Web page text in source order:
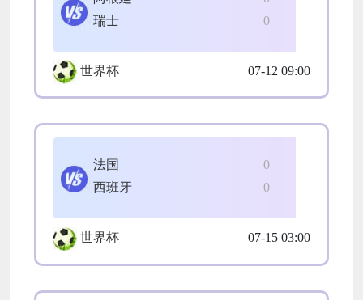
0
瑞士
世界杯 07-12 09:00
0
法国
0
西班牙
世界杯 07-15 03:00